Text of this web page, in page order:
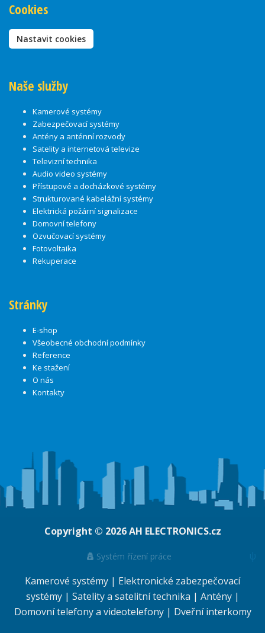
Cookies
Nastavit cookies
Naše služby
Kamerové systémy
Zabezpečovací systémy
Antény a anténní rozvody
Satelity a internetová televize
Televizní technika
Audio video systémy
Přístupové a docházkové systémy
Strukturované kabelážní systémy
Elektrická požární signalizace
Domovní telefony
Ozvučovací systémy
Fotovoltaika
Rekuperace
Stránky
E-shop
Všeobecné obchodní podmínky
Reference
Ke stažení
O nás
Kontakty
Copyright © 2026AH ELECTRONICS.cz
Systém řízení práce
Kamerové systémy | Elektronické zabezpečovací
systémy | Satelity a satelitní technika | Antény |
Domovní telefony a videotelefony | Dveřní interkomy